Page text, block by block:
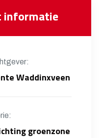
informatie
Waddinxveen
groenzone